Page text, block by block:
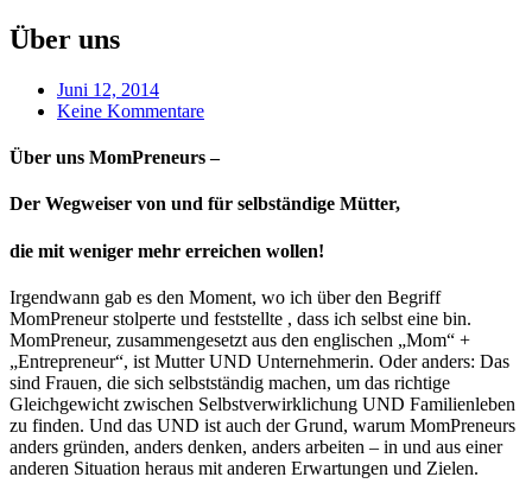
Über uns
Juni 12, 2014
Keine Kommentare
Über uns MomPreneurs –
Der Wegweiser von und für selbständige Mütter,
die mit weniger mehr erreichen wollen!
Irgendwann gab es den Moment, wo ich über den Begriff
MomPreneur stolperte und feststellte , dass ich selbst eine bin.
MomPreneur, zusammengesetzt aus den englischen „Mom“ +
„Entrepreneur“, ist Mutter UND Unternehmerin. Oder anders: Das
sind Frauen, die sich selbstständig machen, um das richtige
Gleichgewicht zwischen Selbstverwirklichung UND Familienleben
zu finden. Und das UND ist auch der Grund, warum MomPreneurs
anders gründen, anders denken, anders arbeiten – in und aus einer
anderen Situation heraus mit anderen Erwartungen und Zielen.